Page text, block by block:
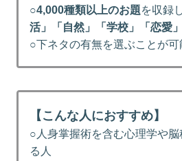
○4,000種類以上のお題を収録
活」「自然」「学校」「恋愛
○下ネタの有無を選ぶことが可
【こんな人におすすめ】
○人身掌握術を含む心理学や
る人